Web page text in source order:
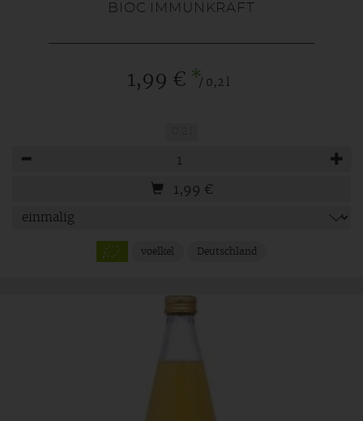
BIOC IMMUNKRAFT
1,99 € */ 0,2 l
1,99 €
voelkel Deutschland